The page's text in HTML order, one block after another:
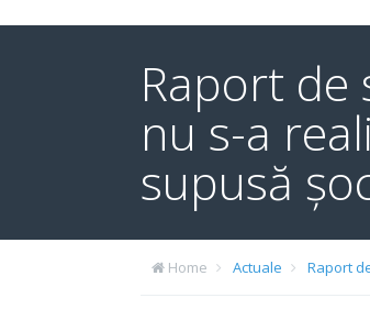
Raport de
nu s-a
supusă
Home Actuale Raport